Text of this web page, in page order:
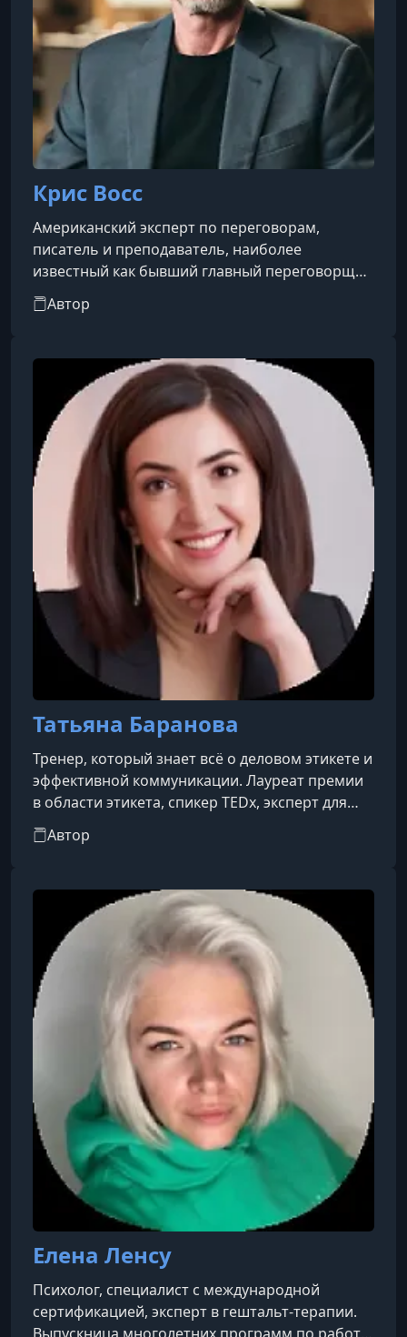
Крис Восс
Американский эксперт по переговорам,
писатель и преподаватель, наиболее
известный как бывший главный переговорщик
ФБР по делам международных похищений. Он
посвятил 24 года работе в ФБР, где занимался
освобождение заложников и предотвращение
террористических угроз.
Автор
Татьяна Баранова
Тренер, который знает всё о деловом этикете и
эффективной коммуникации. Лауреат премии
в области этикета, спикер TEDx, эксперт для
«РБК Pro», «Forbes Woman» и «РИА Новости»,
автор программ для ведущих мировых
Автор
Елена Ленсу
Психолог, специалист с международной
сертификацией, эксперт в гештальт-терапии.